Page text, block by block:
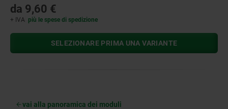
da 9,60 €
+ IVA più le spese di spedizione
SELEZIONARE PRIMA UNA VARIANTE
vai alla panoramica dei moduli